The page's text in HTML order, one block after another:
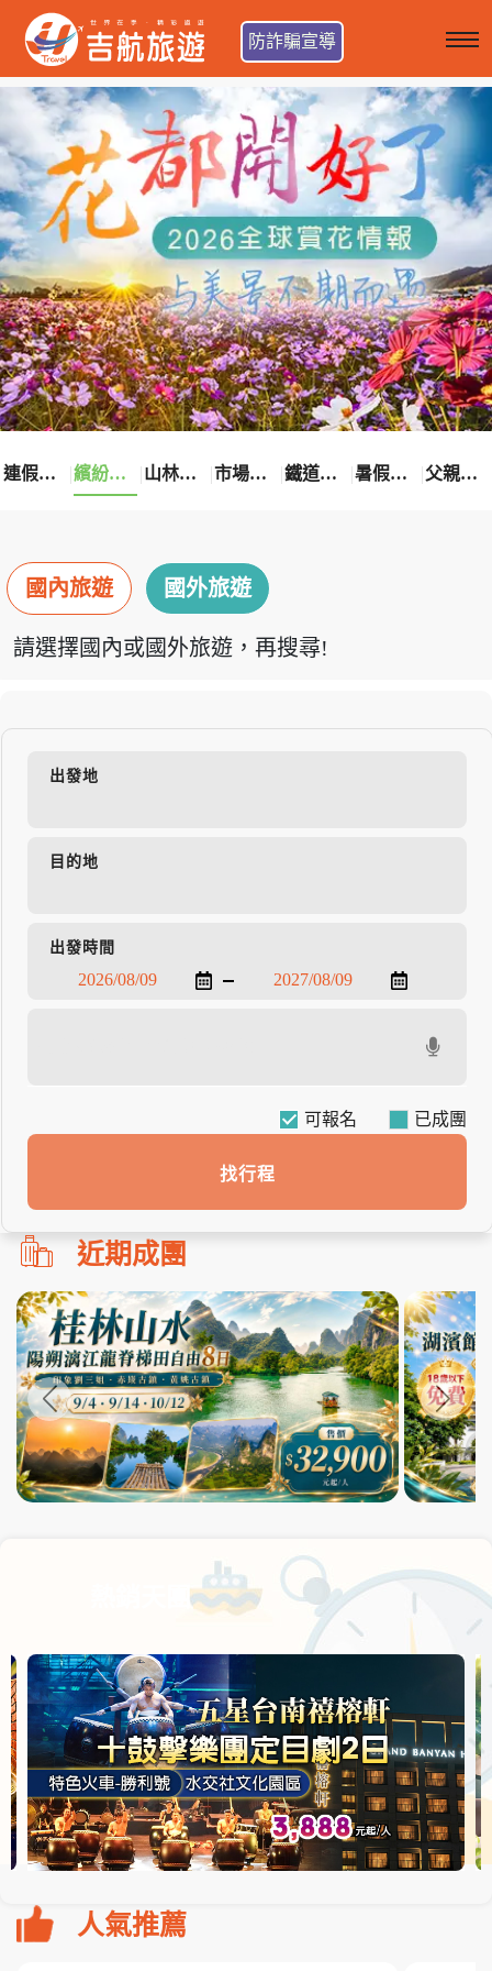
防詐騙宣導
連假卡位趣 繽紛花漾季 山林輕旅行 市場最低價 鐵道觀光之旅 暑假熱賣中 父親節優惠
國內旅遊 國外旅遊
請選擇國內或國外旅遊，再搜尋!
出發地
目的地
出發時間
可報名
找行程
刪!!
搜
尋
bar
使
用
近期成團
熱銷天團
人氣推薦